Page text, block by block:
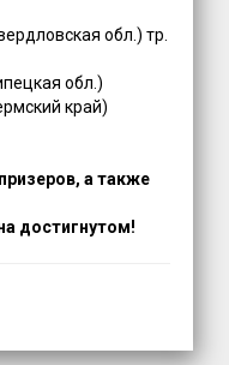
обл.) тр.
обл.)
край)
а также
достигнутом!